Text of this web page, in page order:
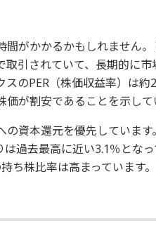
がかかるかもしれません
引されていて、長期的に
のPER（株価収益率）は
が割安であることを示して
資本還元を優先していま
過去最高に近い3.1％となっ
ち株比率は高まっています。